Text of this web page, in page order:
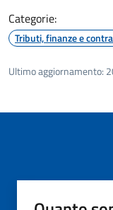
Categorie:
Tributi, finanze e
Ultimo aggiornamento: